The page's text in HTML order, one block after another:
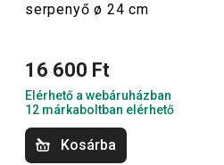
serpenyő ø 24 cm
16 600 Ft
Elérhető a webáruházban
12 márkaboltban elérhető
Kosárba